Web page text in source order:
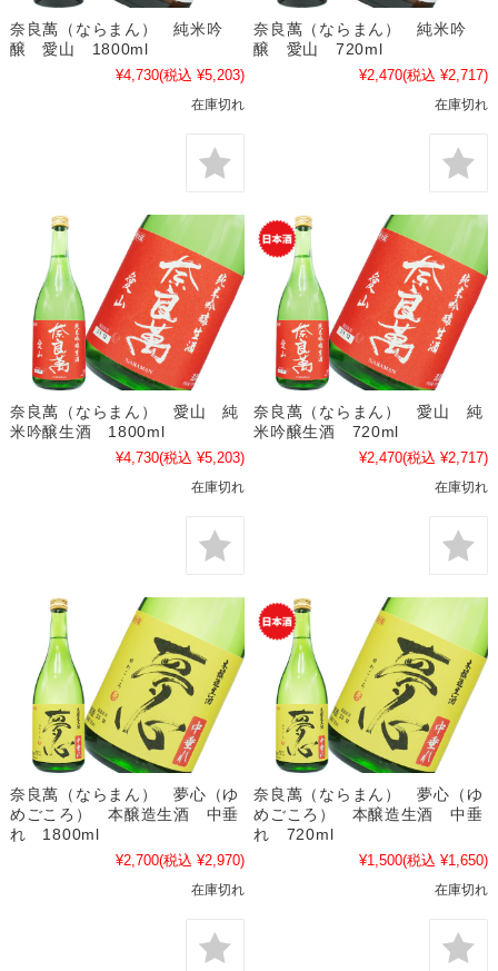
奈良萬（ならまん） 純米吟
醸 愛山 1800ml
¥4,730(税込 ¥5,203)
在庫切れ
奈良萬（ならまん） 純米吟
醸 愛山 720ml
¥2,470(税込 ¥2,717)
在庫切れ
奈良萬（ならまん） 愛山 純
米吟醸生酒 1800ml
¥4,730(税込 ¥5,203)
在庫切れ
奈良萬（ならまん） 愛山 純
米吟醸生酒 720ml
¥2,470(税込 ¥2,717)
在庫切れ
奈良萬（ならまん） 夢心（ゆ
めごころ） 本醸造生酒 中垂
れ 1800ml
¥2,700(税込 ¥2,970)
在庫切れ
奈良萬（ならまん） 夢心（ゆ
めごころ） 本醸造生酒 中垂
れ 720ml
¥1,500(税込 ¥1,650)
在庫切れ